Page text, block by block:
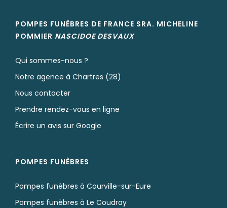
POMPES FUNÈBRES DE FRANCE SRA. MICHELINE
POMMIER NASCIDOE DESVAUX
Qui sommes-nous ?
Notre agence à Chartres (28)
Nous contacter
Prendre rendez-vous en ligne
Écrire un avis sur Google
POMPES FUNÈBRES
Pompes funèbres à Courville-sur-Eure
Pompes funèbres à Le Coudray